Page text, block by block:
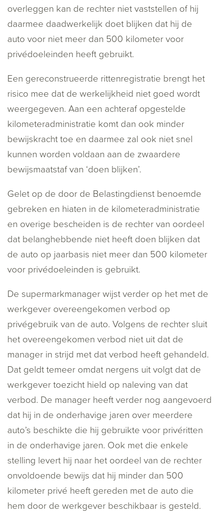
overleggen kan de rechter niet vaststellen of hij
daarmee daadwerkelijk doet blijken dat hij de
auto voor niet meer dan 500 kilometer voor
privédoeleinden heeft gebruikt.
Een gereconstrueerde rittenregistratie brengt het
risico mee dat de werkelijkheid niet goed wordt
weergegeven. Aan een achteraf opgestelde
kilometeradministratie komt dan ook minder
bewijskracht toe en daarmee zal ook niet snel
kunnen worden voldaan aan de zwaardere
bewijsmaatstaf van ‘doen blijken’.
Gelet op de door de Belastingdienst benoemde
gebreken en hiaten in de kilometeradministratie
en overige bescheiden is de rechter van oordeel
dat belanghebbende niet heeft doen blijken dat
de auto op jaarbasis niet meer dan 500 kilometer
voor privédoeleinden is gebruikt.
De supermarkmanager wijst verder op het met de
werkgever overeengekomen verbod op
privégebruik van de auto. Volgens de rechter sluit
het overeengekomen verbod niet uit dat de
manager in strijd met dat verbod heeft gehandeld.
Dat geldt temeer omdat nergens uit volgt dat de
werkgever toezicht hield op naleving van dat
verbod. De manager heeft verder nog aangevoerd
dat hij in de onderhavige jaren over meerdere
auto’s beschikte die hij gebruikte voor privéritten
in de onderhavige jaren. Ook met die enkele
stelling levert hij naar het oordeel van de rechter
onvoldoende bewijs dat hij minder dan 500
kilometer privé heeft gereden met de auto die
hem door de werkgever beschikbaar is gesteld.